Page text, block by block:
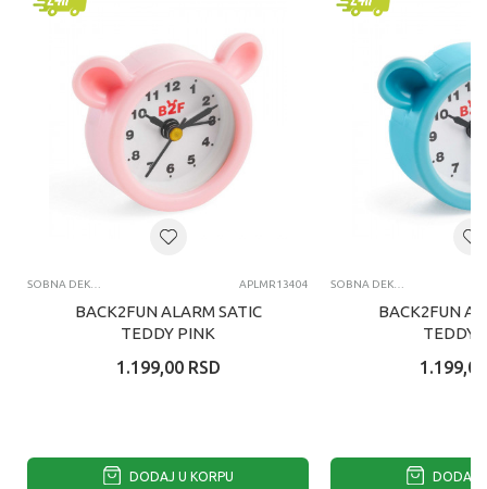
APLMR13404
BACK2FUN ALARM SATIC
TEDDY PINK
1.199,00 RSD
DODAJ U KORPU
BACK2FUN
TEDDY
1.199,00
DODAJ